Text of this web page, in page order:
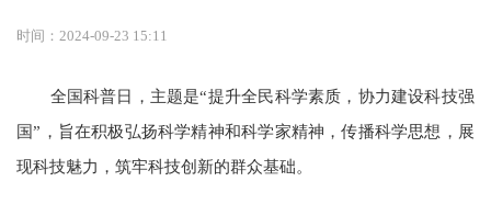
时间：2024-09-23 15:11
全国科普日，主题是“提升全民科学素质，协力建设科技强
国”，旨在积极弘扬科学精神和科学家精神，传播科学思想，展
现科技魅力，筑牢科技创新的群众基础。